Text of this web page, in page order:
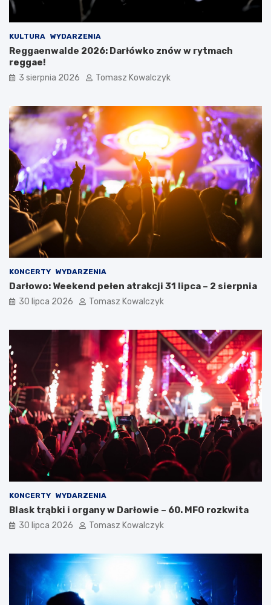
KULTURA WYDARZENIA
Reggaenwalde 2026: Darłówko znów w rytmach
reggae!
3 sierpnia 2026 Tomasz Kowalczyk
KONCERTY WYDARZENIA
Darłowo: Weekend pełen atrakcji 31 lipca – 2 sierpnia
30 lipca 2026 Tomasz Kowalczyk
KONCERTY WYDARZENIA
Blask trąbki i organy w Darłowie – 60. MFO rozkwita
30 lipca 2026 Tomasz Kowalczyk